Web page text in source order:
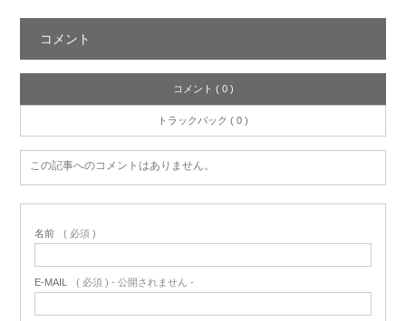
コメント
コメント ( 0 )
トラックバック ( 0 )
この記事へのコメントはありません。
名前 ( 必須 )
E-MAIL ( 必須 ) - 公開されません -